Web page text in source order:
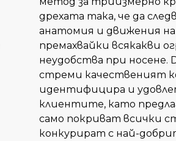
дрехата така, че да
анатомия и движения
премахвайки всякакви
неудобства при носене.
стреми качественият
идентифицира и
клиентите, като
само покриват всички
конкурират с най-